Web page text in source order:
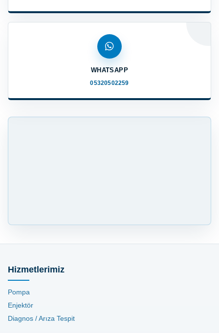
WHATSAPP
05320502259
Hizmetlerimiz
Pompa
Enjektör
Diagnos / Arıza Tespit